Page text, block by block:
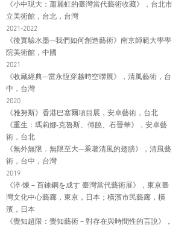
《小中現大：蕭麗虹的臺灣當代藝術收藏》，台北市
立美術館，台北，台灣
2021-2022
《後實驗水墨—我們如何創造藝術》南京師範大學學
院美術館，中國
2021
《收藏經典—當永恆穿越時空聯展》，清風藝術，台
中，台灣
2020
《雅努斯》香港巴塞爾項目展，安卓藝術，台北
《重生：瑪莉娜‧克魯斯、傅饒、石晉華》，安卓藝
術，台北
《無外無限．無限至大—乘著清風的翅膀》，清風藝
術，台中，台灣
2019
《淬·煉－百錬鋼を成す 臺灣當代藝術展》，東京臺
灣文化中心藝廊，東京，日本；橫濱市民藝廊，橫
濱，日本
《覺知超限：覺知藝術－對存在與時間性的言說》，